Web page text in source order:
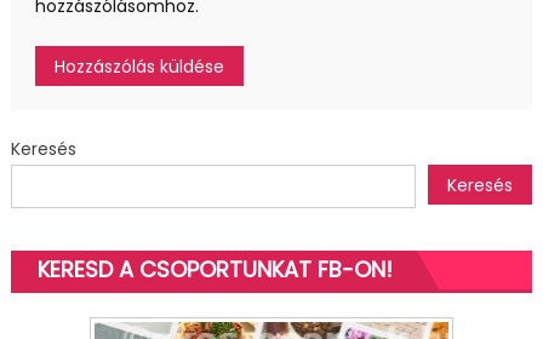
hozzászólásomhoz.
Keresés
Keresés
KERESD A CSOPORTUNKAT FB-ON!